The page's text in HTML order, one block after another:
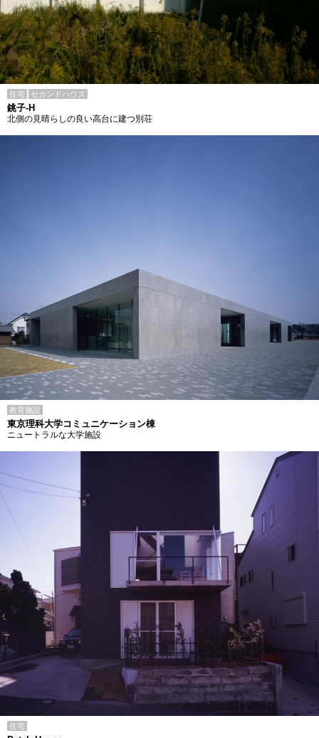
住宅 セカンドハウス
銚子-H
北側の見晴らしの良い高台に建つ別荘
教育施設
東京理科大学コミュニケーション棟
ニュートラルな大学施設
住宅